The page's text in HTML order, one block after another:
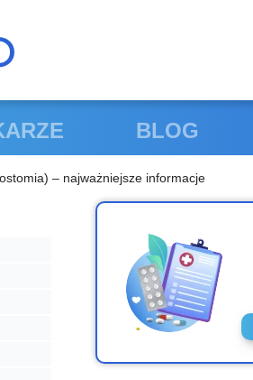
BLOG
– najważniejsze informacje